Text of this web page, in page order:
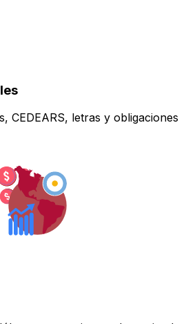
CEDEARS, letras y obligaciones